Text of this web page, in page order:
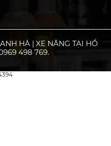
HÀ | XE NÂNG TẠI HỒ
498 769.